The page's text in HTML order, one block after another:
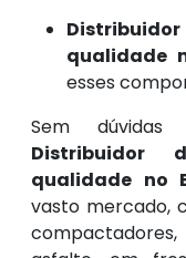
qualidade
esses
Sem
Distribuidor
qualidade no
vasto mercado,